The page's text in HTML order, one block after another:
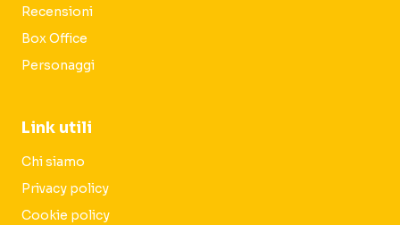
Recensioni
Box Office
Personaggi
Link utili
Chi siamo
Privacy policy
Cookie policy